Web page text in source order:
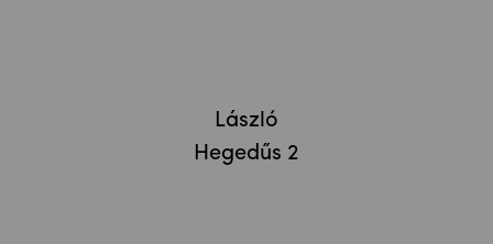
László
Hegedűs 2